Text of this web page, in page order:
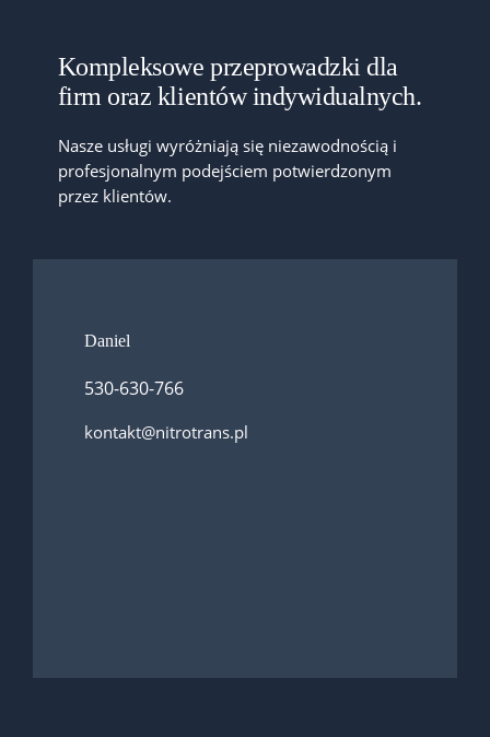
Kompleksowe przeprowadzki dla
firm oraz klientów indywidualnych.
Nasze usługi wyróżniają się niezawodnością i
profesjonalnym podejściem potwierdzonym
przez klientów.
Daniel
530-630-766
kontakt@nitrotrans.pl